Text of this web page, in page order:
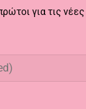
για τις